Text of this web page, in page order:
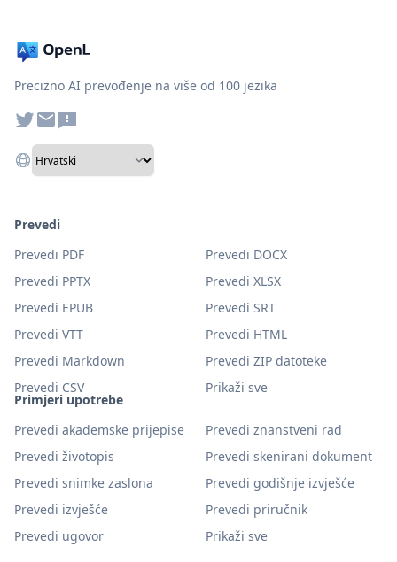
Precizno AI prevođenje na više od 100 jezika
Primjeri upotrebe
Prevedi akademske prijepise
Prevedi znanstveni rad
Prevedi životopis
Prevedi skenirani dokument
Prevedi snimke zaslona
Prevedi godišnje izvješće
Prevedi izvješće
Prevedi priručnik
Prevedi ugovor
Prikaži sve
Prevedi
Prevedi PDF
Prevedi DOCX
Prevedi PPTX
Prevedi XLSX
Prevedi EPUB
Prevedi SRT
Prevedi VTT
Prevedi HTML
Prevedi Markdown
Prevedi ZIP datoteke
Prevedi CSV
Prikaži sve